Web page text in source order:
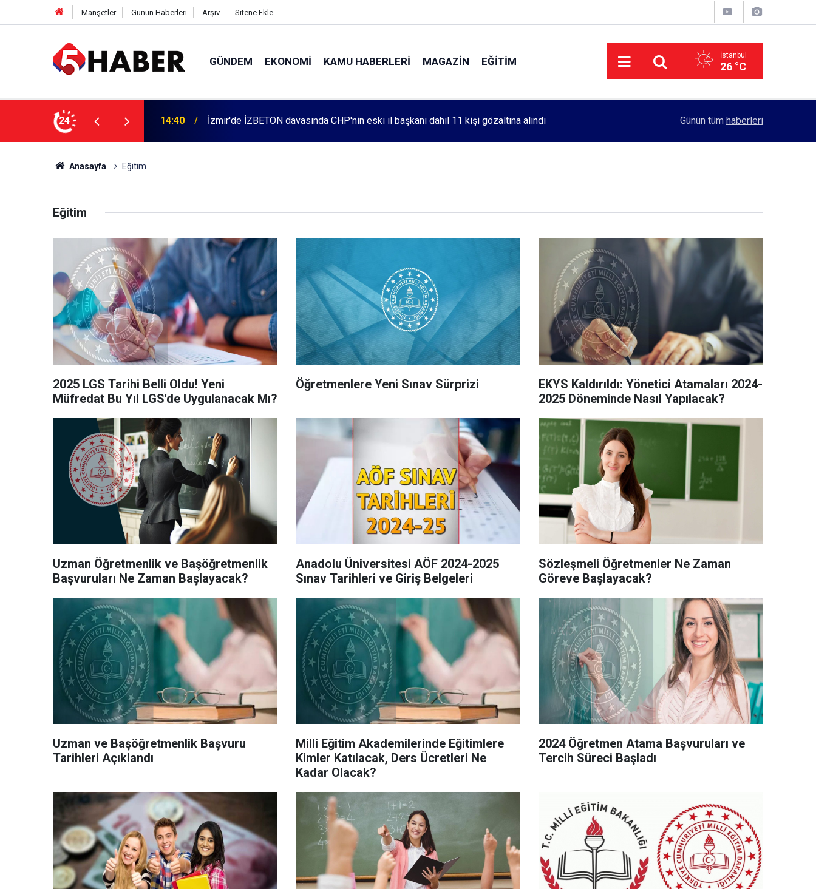
Manşetler Günün Haberleri Arşiv Sitene Ekle
GÜNDEM EKONOMI KAMU HABERLERI MAGAZIN EĞITIM İstanbul
26 °C
24
dahil 11 kişi gözaltına alındı 13:55 Cumartesi anneleri 1083. haftada Mehmet Özdemir için adalet aradı Rektörlük, kadın öğrencilerin güvenliği için
Günün tüm haberleri
Anasayfa Eğitim
Eğitim
2025 LGS Tarihi Belli Oldu! Yeni
Müfredat Bu Yıl LGS'de Uygulanacak Mı?
Öğretmenlere Yeni Sınav Sürprizi
EKYS Kaldırıldı: Yönetici Atamaları 2024-
2025 Döneminde Nasıl Yapılacak?
Uzman Öğretmenlik ve Başöğretmenlik
Başvuruları Ne Zaman Başlayacak?
Anadolu Üniversitesi AÖF 2024-2025
Sınav Tarihleri ve Giriş Belgeleri
Sözleşmeli Öğretmenler Ne Zaman
Göreve Başlayacak?
Uzman ve Başöğretmenlik Başvuru
Tarihleri Açıklandı
Milli Eğitim Akademilerinde Eğitimlere
Kimler Katılacak, Ders Ücretleri Ne
Kadar Olacak?
2024 Öğretmen Atama Başvuruları ve
Tercih Süreci Başladı